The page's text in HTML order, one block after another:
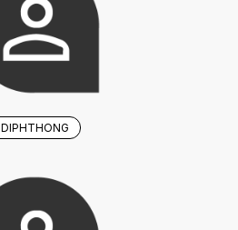
DIPHTHONG